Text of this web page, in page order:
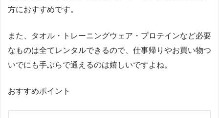
方におすすめです。
また、タオル・トレーニングウェア・プロテインなど必要
なものは全てレンタルできるので、仕事帰りやお買い物つ
いでにも手ぶらで通えるのは嬉しいですよね。
おすすめポイント